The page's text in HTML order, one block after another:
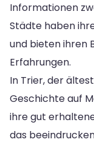
Informationen
Städte haben
und bieten ihren
Erfahrungen.
In Trier, der
Geschichte auf
ihre gut
das